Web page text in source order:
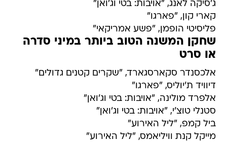
ג'סיקה לאנג, "אויבות: בטי וג'ואן"
קארי קון, "פארגו"
פליסיטי הופמן, "פשע אמריקאי"
שחקן המשנה הטוב ביותר במיני סדרה
או סרט
אלכסנדר סקארסגארד, "שקרים קטנים גדולים"
דיוויד ת'יוליס, "פארגו"
אלפרד מולינה, "אויבות: בטי וג'ואן"
סטנלי טוצ'י, "אויבות: בטי וג'ואן"
ביל קמפ, "ליל האירוע"
מייקל קנת וויליאמס, "ליל האירוע"